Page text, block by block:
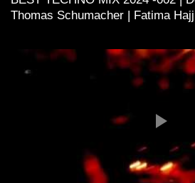
Thomas Schumacher | Fatima